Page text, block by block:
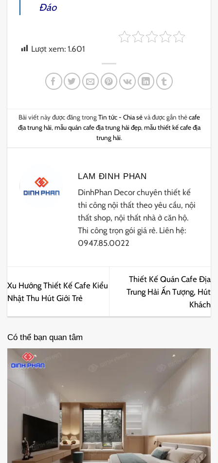
Đáo
Lượt xem: 1.601
Bài viết này được đăng trongTin tức - Chia sẻvà được gắn thẻcafe
địa trung hải,mẫu quán cafe địa trung hải đẹp,mẫu thiết kế cafe địa
trung hải.
LAM ĐINH PHAN
DinhPhan Decor chuyên thiết kế
thi công nội thất theo yêu cầu, nội
thất shop, nội thất nhà ở căn hộ.
Thi công trọn gói giá rẻ. Liên hệ:
0947.85.0022
Xu Hướng Thiết Kế Cafe Kiểu
Nhật Thu Hút Giới Trẻ
Thiết Kế Quán Cafe Địa
Trung Hải Ấn Tượng, Hút
Khách
Có thể bạn quan tâm